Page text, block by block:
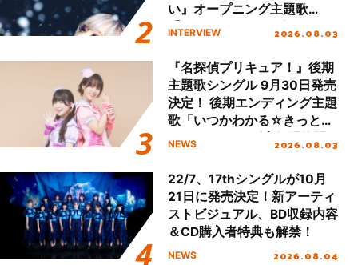
い』オープニング主題歌
「Amore」インタビュー
INTERVIEW 2026.08.03
『名探偵プリキュア！』後期
主題歌シングル 9月30日発売
決定！ 後期エンディング主題
歌「いつかわかる☆きっとあ
える」TVサイズ先行配信開
NEWS 2026.08.03
22/7、17thシングルが10月
21日に発売決定！新アーティ
ストビジュアル、BD収録内容
＆CD購入者特典も解禁！
NEWS 2026.08.04